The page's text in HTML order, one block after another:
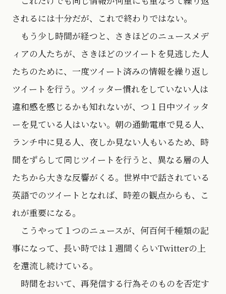
されるには十分だが、これで終わりではない。
もう少し時間が経つと、さきほどのニュースメデ
ィアの人たちが、さきほどのツイートを見逃した人
たちのために、一度ツイート済みの情報を繰り返し
ツイートを行う。ツイッター慣れをしていない人は
違和感を感じるかも知れないが、つ１日中ツイッタ
ーを見ている人はいない。朝の通勤電車で見る人、
ランチ中に見る人、夜しか見ない人もいるため、時
間をずらして同じツイートを行うと、異なる層の人
たちから大きな反響がくる。世界中で話されている
英語でのツイートとなれば、時差の観点からも、こ
れが重要になる。
こうやって１つのニュースが、何百何千種類の記
事になって、長い時では１週間くらいTwitterの上
を還流し続けている。
時間をおいて、再発信する行為そのものを否定す